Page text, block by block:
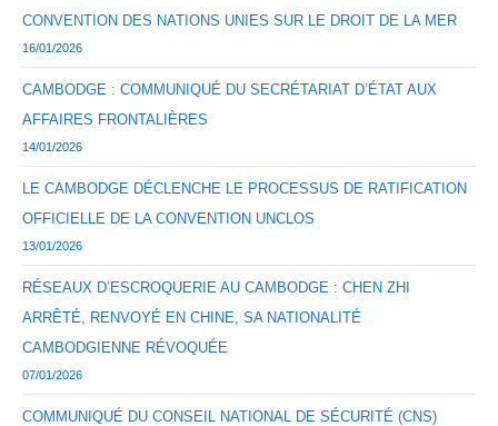
CONVENTION DES NATIONS UNIES SUR LE DROIT DE LA MER
16/01/2026
CAMBODGE : COMMUNIQUÉ DU SECRÉTARIAT D’ÉTAT AUX
AFFAIRES FRONTALIÈRES
14/01/2026
LE CAMBODGE DÉCLENCHE LE PROCESSUS DE RATIFICATION
OFFICIELLE DE LA CONVENTION UNCLOS
13/01/2026
RÉSEAUX D’ESCROQUERIE AU CAMBODGE : CHEN ZHI
ARRÊTÉ, RENVOYÉ EN CHINE, SA NATIONALITÉ
CAMBODGIENNE RÉVOQUÉE
07/01/2026
COMMUNIQUÉ DU CONSEIL NATIONAL DE SÉCURITÉ (CNS)